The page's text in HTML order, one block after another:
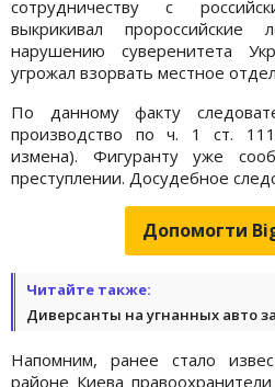
сотрудничеству с
выкрикивал
нарушению суверенитета
угрожал взорвать местное
По данному факту
производство по ч. 1 ст.
измена). Фигуранту уже
преступлении. Досудебное
Допомогти
Читайте также:
Диверсанты на угнанных авто
Напомним, ранее стало
районе Киева правоохранители